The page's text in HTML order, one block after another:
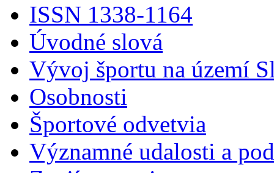
ISSN 1338-1164
Úvodné slová
Vývoj športu na území
Osobnosti
Športové odvetvia
Významné udalosti a